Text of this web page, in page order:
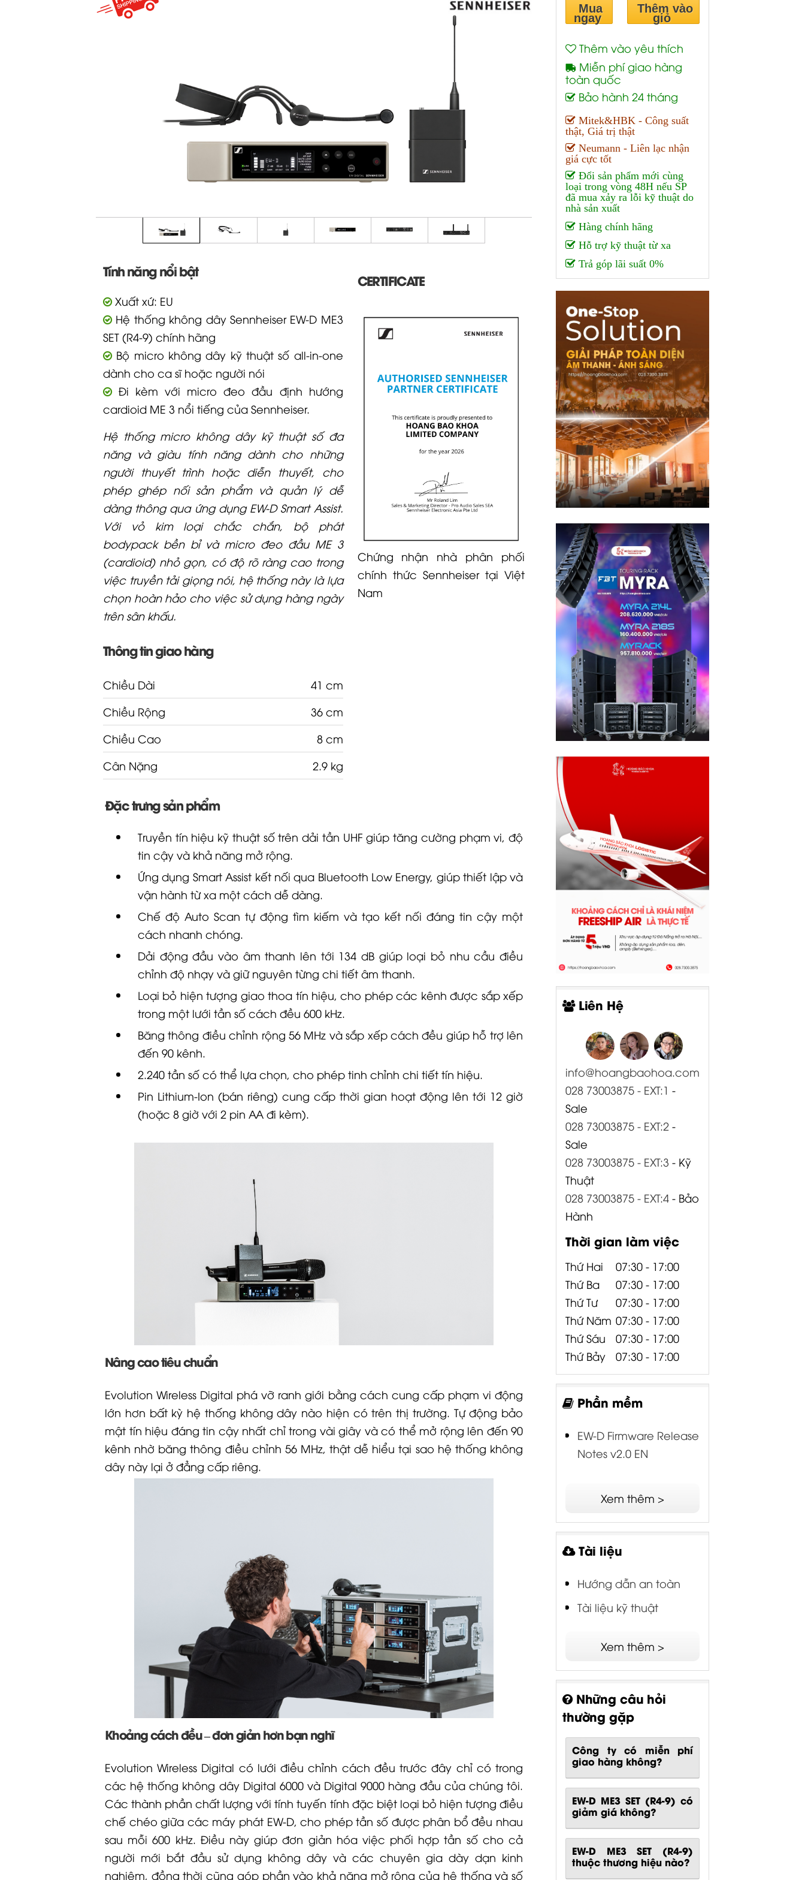
Tính năng nổi bật
Xuất xứ: EU
Hệ thống không dây Sennheiser EW-D ME3
SET (R4-9) chính hãng
Bộ micro không dây kỹ thuật số all-in-one
dành cho ca sĩ hoặc người nói
Đi kèm với micro đeo đầu định hướng
cardioid ME 3 nổi tiếng của Sennheiser.
Hệ thống micro không dây kỹ thuật số đa
năng và giàu tính năng dành cho những
người thuyết trình hoặc diễn thuyết, cho
phép ghép nối sản phẩm và quản lý dễ
dàng thông qua ứng dụng EW-D Smart Assist.
Với vỏ kim loại chắc chắn, bộ phát
bodypack bền bỉ và micro đeo đầu ME 3
(cardioid) nhỏ gọn, có độ rõ ràng cao trong
việc truyền tải giọng nói, hệ thống này là lựa
chọn hoàn hảo cho việc sử dụng hàng ngày
trên sân khấu.
Thông tin giao hàng
Chiều Dài
41 cm
Chiều Rộng
36 cm
Chiều Cao
8 cm
Cân Nặng
2.9 kg
CERTIFICATE
Chứng nhận nhà phân phối
chính thức Sennheiser tại Việt
Nam
Đặc trưng sản phẩm
Truyền tín hiệu kỹ thuật số trên dải tần UHF giúp tăng cường phạm vi, độ
tin cậy và khả năng mở rộng.
Ứng dụng Smart Assist kết nối qua Bluetooth Low Energy, giúp thiết lập và
vận hành từ xa một cách dễ dàng.
Chế độ Auto Scan tự động tìm kiếm và tạo kết nối đáng tin cậy một
cách nhanh chóng.
Dải động đầu vào âm thanh lên tới 134 dB giúp loại bỏ nhu cầu điều
chỉnh độ nhạy và giữ nguyên từng chi tiết âm thanh.
Loại bỏ hiện tượng giao thoa tín hiệu, cho phép các kênh được sắp xếp
trong một lưới tần số cách đều 600 kHz.
Băng thông điều chỉnh rộng 56 MHz và sắp xếp cách đều giúp hỗ trợ lên
đến 90 kênh.
2.240 tần số có thể lựa chọn, cho phép tinh chỉnh chi tiết tín hiệu.
Pin Lithium-Ion (bán riêng) cung cấp thời gian hoạt động lên tới 12 giờ
(hoặc 8 giờ với 2 pin AA đi kèm).
Nâng cao tiêu chuẩn
Evolution Wireless Digital phá vỡ ranh giới bằng cách cung cấp phạm vi động
lớn hơn bất kỳ hệ thống không dây nào hiện có trên thị trường. Tự động bảo
mật tín hiệu đáng tin cậy nhất chỉ trong vài giây và có thể mở rộng lên đến 90
kênh nhờ băng thông điều chỉnh 56 MHz, thật dễ hiểu tại sao hệ thống không
dây này lại ở đẳng cấp riêng.
Khoảng cách đều – đơn giản hơn bạn nghĩ
Evolution Wireless Digital có lưới điều chỉnh cách đều trước đây chỉ có trong
các hệ thống không dây Digital 6000và Digital 9000 hàng đầu của chúng tôi.
Các thành phần chất lượng với tính tuyến tính đặc biệt loại bỏ hiện tượng điều
chế chéo giữa các máy phát EW-D, cho phép tần số được phân bổ đều nhau
sau mỗi 600 kHz. Điều này giúp đơn giản hóa việc phối hợp tần số cho cả
người mới bắt đầu sử dụng không dây và các chuyên gia dày dạn kinh
nghiệm, đồng thời cũng góp phần vào khả năng mở rộng của hệ thống và số
Mua
ngay
Thêm vào
giỏ
Thêm vào yêu thích
Miễn phí giao hàng
toàn quốc
Bảo hành 24 tháng
Mitek&HBK - Công suất
thật, Giá trị thật
Neumann - Liên lạc nhận
giá cực tốt
Đổi sản phẩm mới cùng
loại trong vòng 48H nếu SP
đã mua xảy ra lỗi kỹ thuật do
nhà sản xuất
Hàng chính hãng
Hỗ trợ kỹ thuật từ xa
Trả góp lãi suất 0%
Liên Hệ
info@hoangbaohoa.com
028 73003875 - EXT:1 -
Sale
028 73003875 - EXT:2 -
Sale
028 73003875 - EXT:3 - Kỹ
Thuật
028 73003875 - EXT:4 - Bảo
Hành
Thời gian làm việc
Thứ Hai
07:30 - 17:00
Thứ Ba
07:30 - 17:00
Thứ Tư
07:30 - 17:00
Thứ Năm 07:30 - 17:00
Thứ Sáu
07:30 - 17:00
Thứ Bảy
07:30 - 17:00
Phần mềm
EW-D Firmware Release
Notes v2.0 EN
Xem thêm >
Tài liệu
Hướng dẫn an toàn
Tài liệu kỹ thuật
Xem thêm >
Những câu hỏi
thường gặp
Công ty có miễn phí
giao hàng không?
EW-D ME3 SET (R4-9) có
giảm giá không?
EW-D ME3 SET (R4-9)
thuộc thương hiệu nào?